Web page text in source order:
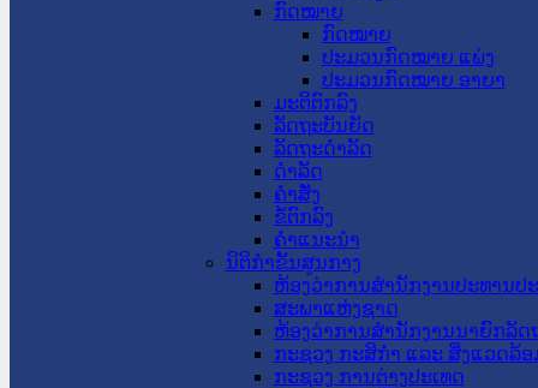
ກົດໝາຍ
ກົດໝາຍ
ປະມວນກົດໝາຍ ແພ່ງ
ປະມວນກົດໝາຍ ອາຍາ
ມະຕິຕົກລົງ
ລັດຖະບັນຍັດ
ລັດຖະດໍາລັດ
ດໍາລັດ
ຄໍາສັ່ງ
ຂໍ້ຕົກລົງ
ຄໍາແນະນໍາ
ນິຕິກໍາຂັ້ນສູນກາງ
ຫ້ອງວ່າການສໍານັກງານປະທານປ
ສະພາແຫ່ງຊາດ
ຫ້ອງວ່າການສຳນັກງານນາຍົກລັດ
ກະຊວງ ກະສິກຳ ແລະ ສິ່ງແວດລ້ອ
ກະຊວງ ການຕ່າງປະເທດ